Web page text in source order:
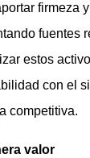
firmeza
fuentes
estos
con el
competitiva.
valor